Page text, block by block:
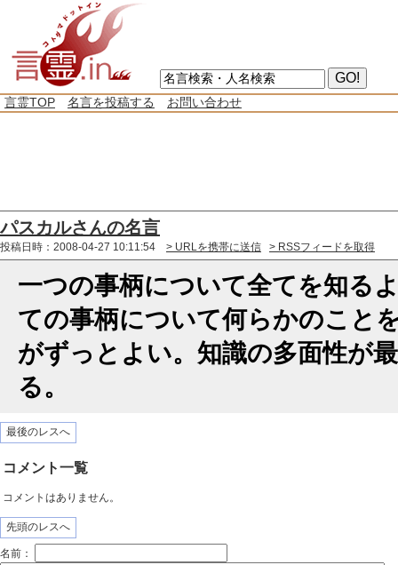
言霊TOP 名言を投稿する お問い合わせ
パスカルさんの名言
投稿日時：2008-04-27 10:11:54 > URLを携帯に送信 > RSSフィードを取得
一つの事柄について全てを知る
ての事柄について何らかのこと
がずっとよい。知識の多面性が
る。
最後のレスへ
コメント一覧
コメントはありません。
先頭のレスへ
名前：